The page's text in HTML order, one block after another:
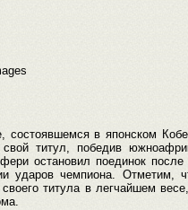
состоявшемся в японском
титул, победив
остановил поединок после
ударов чемпиона. Отметим,
титула в легчайшем